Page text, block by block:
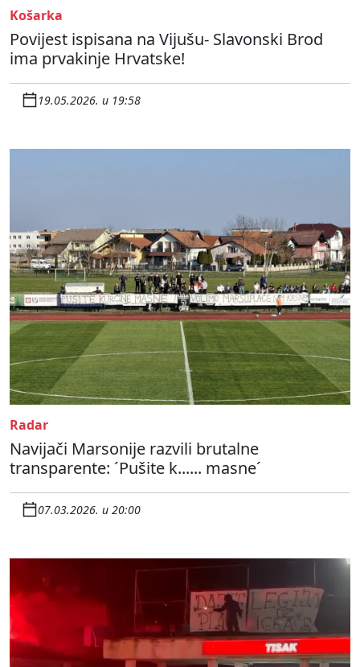
Košarka
Povijest ispisana na Vijušu- Slavonski Brod
ima prvakinje Hrvatske!
19.05.2026. u 19:58
Radar
Navijači Marsonije razvili brutalne
transparente: ´Pušite k...... masne´
07.03.2026. u 20:00